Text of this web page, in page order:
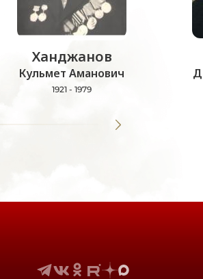
Ханджанов
Кульмет Аманович
1921 - 1979